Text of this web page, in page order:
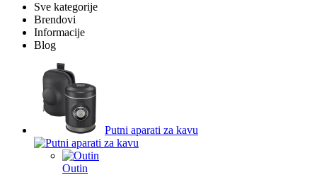
Sve kategorije
Brendovi
Informacije
Blog
Putni aparati za kavu
Outin